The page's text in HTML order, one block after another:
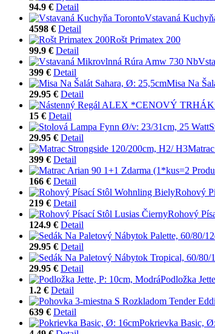
94.9 € Detail
Vstavaná
4598 € Detail
Rošt Primatex 200
99.9 € Detail
399 € Detail
Misa Na
29.95 € Detail
15 € Detail
29.95 € Detail
399 € Detail
166 € Detail
Rohový
219 € Detail
Rohový
124.9 € Detail
29.95 € Detail
29.95 € Detail
Podložka
1.2 € Detail
639 € Detail
Pokrievka Basic,